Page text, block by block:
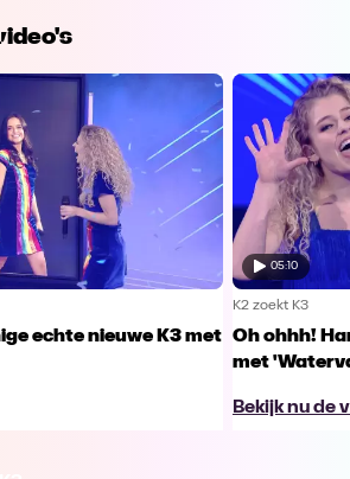
echte nieuwe K3 met
05:10
K2 zoekt K3
Oh ohhh!
met
Bekijk nu de